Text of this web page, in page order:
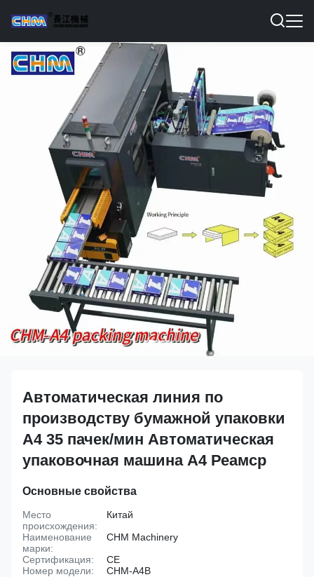
Автоматическая линия по
производству бумажной упаковки
А4 35 пачек/мин Автоматическая
упаковочная машина А4 Реамср
Основные свойства
Место
происхождения:
Китай
Наименование
марки:
CHM Machinery
Сертификация:
CE
Номер модели:
CHM-A4B